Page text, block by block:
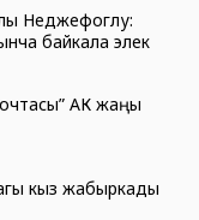
Неджефоглу:
байкала элек
АК жаңы
кыз жабыркады